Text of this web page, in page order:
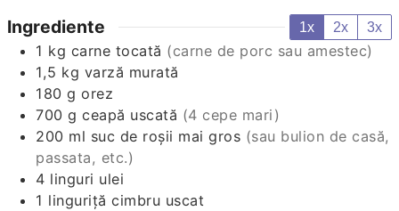
Ingrediente 1x 2x 3x
1 kg carne tocată (carne de porc sau amestec)
1,5 kg varză murată
180 g orez
700 g ceapă uscată (4 cepe mari)
200 ml suc de roșii mai gros (sau bulion de casă,
passata, etc.)
4 linguri ulei
1 linguriță cimbru uscat